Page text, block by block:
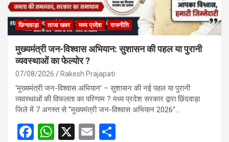
छिन्दवाड़ा ताजा खबर मध्य प्रदेश राजनीति
मुख्यमंत्री जन-विश्वास अभियान: सुशासन की पहल या पुरानी
व्यवस्थाओं का फेल्योर ?
07/08/2026 Rakesh Prajapati
‘मुख्यमंत्री जन-विश्वास अभियान’ – सुशासन की नई पहल या पुरानी
व्यवस्थाओं की विफलता का परिणाम ? मध्य प्रदेश सरकार द्वारा छिंदवाड़ा
जिले में 7 अगस्त से “मुख्यमंत्री जन-विश्वास अभियान 2026”…
F
W X
E